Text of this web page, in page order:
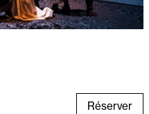
Réserver